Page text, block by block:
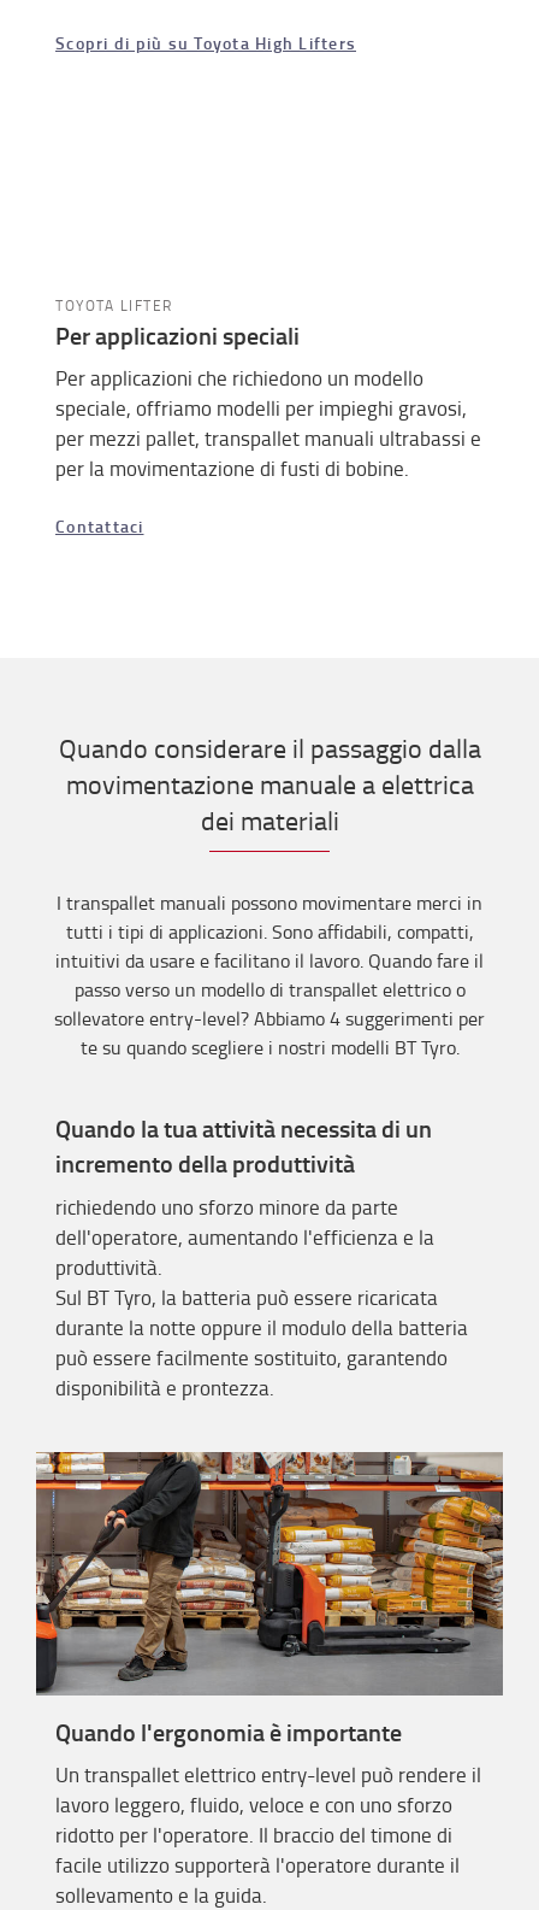
Scopri di più su Toyota High Lifters
TOYOTA LIFTER
Per applicazioni speciali
Per applicazioni che richiedono un modello
speciale, offriamo modelli per impieghi gravosi,
per mezzi pallet, transpallet manuali ultrabassi e
per la movimentazione di fusti di bobine.
Contattaci
Quando considerare il passaggio dalla
movimentazione manuale a elettrica
dei materiali
I transpallet manuali possono movimentare merci in
tutti i tipi di applicazioni. Sono affidabili, compatti,
intuitivi da usare e facilitano il lavoro. Quando fare il
passo verso un modello di transpallet elettrico o
sollevatore entry-level? Abbiamo 4 suggerimenti per
te su quando scegliere i nostri modelli BT Tyro.
Quando la tua attività necessita di un
incremento della produttività
richiedendo uno sforzo minore da parte
dell'operatore, aumentando l'efficienza e la
produttività.
Sul BT Tyro, la batteria può essere ricaricata
durante la notte oppure il modulo della batteria
può essere facilmente sostituito, garantendo
disponibilità e prontezza.
Quando l'ergonomia è importante
Un transpallet elettrico entry-level può rendere il
lavoro leggero, fluido, veloce e con uno sforzo
ridotto per l'operatore. Il braccio del timone di
facile utilizzo supporterà l'operatore durante il
sollevamento e la guida.